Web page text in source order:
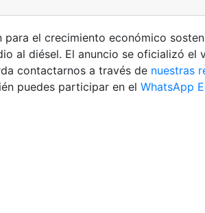
el crecimiento económico
al diésel. El anuncio se oficializó el
contactarnos a través de nuestras
puedes participar en el WhatsApp